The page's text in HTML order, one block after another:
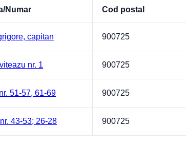
Numar Cod postal
capitan 900725
nr. 1 900725
51-57, 61-69 900725
43-53; 26-28 900725